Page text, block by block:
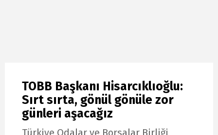
TOBB Başkanı Hisarcıklıoğlu:
Sırt sırta, gönül gönüle zor
günleri aşacağız
Türkiye Odalar ve Borsalar Birliği